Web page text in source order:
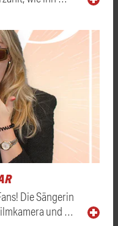
Die Sängerin
und …